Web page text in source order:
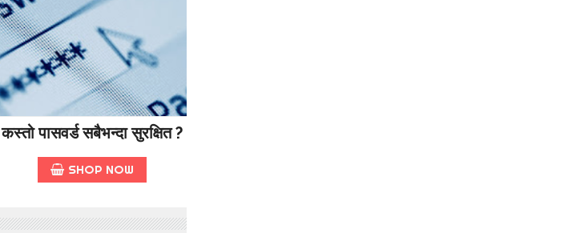
कस्तो पासवर्ड सबैभन्दा सुरक्षित ?
SHOP NOW